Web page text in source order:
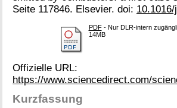
Seite 117846. Elsevier. doi:
PDF- Nur DLR-intern
14MB
Offizielle URL:
https://www.sciencedirect.com/
Kurzfassung